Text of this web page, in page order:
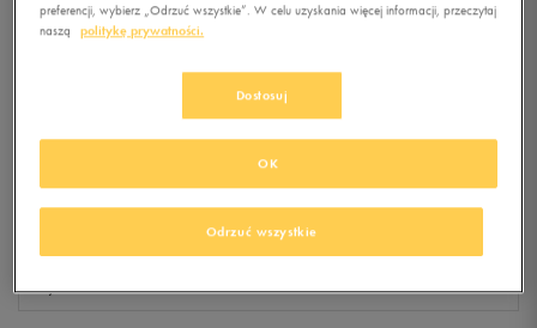
0.0( 0)
249,99złz Vat
KLUBIE 50 STYLE
Produkt niedostępny
Jeśli artykuł będzie ponownie dostępny, otrzymasz od nas powiadomienie.
Wybierz rozmiar
preferencji, wybierz „Odrzuć wszystkie”. W celu uzyskania więcej informacji, przeczytaj
naszą
politykę prywatności.
Dostosuj
Odrzuć wszystkie
OK